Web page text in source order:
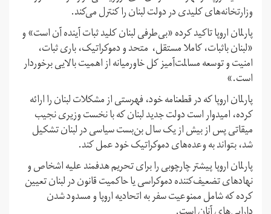
وزارتخانه‌های کلیدی در دولت لبنان را کنترل می‌کند.
پارلمان اروپا تاکید کرده «بی‌طرفی لبنان کلید ثبات آینده آن است» و
«لبنان باثبات، کاملا مستقل، متحد و دموکراتیک، باری ثبات،
امنیت و توسعه مسالمت‌آمیز کل خاورمیانه از اهمیت بالایی برخوردار
است.»
پارلمان اروپا که در قطعنامه خود، فهرستی از مشکلات لبنان را ارائه
کرده، امیدوار است دولت جدید لبنان که با نخست وزیری نجیب
میقاتی پس از بیش از یک سال بن‌بست سیاسی در لبنان تشکیل
شد، بتواند به وعده‌های دموکراتیک خود عمل کند.
پارلمان اروپا پیشتر چارچوبی را برای تحریم هدفمند علیه اشخاص و
نهادهای تضعیف‌کننده دموکراسی یا حاکمیت قانون در لبنان تعیین
کرده که شامل ممنوعیت سفر به اتحادیه اروپا و مسدود شدن